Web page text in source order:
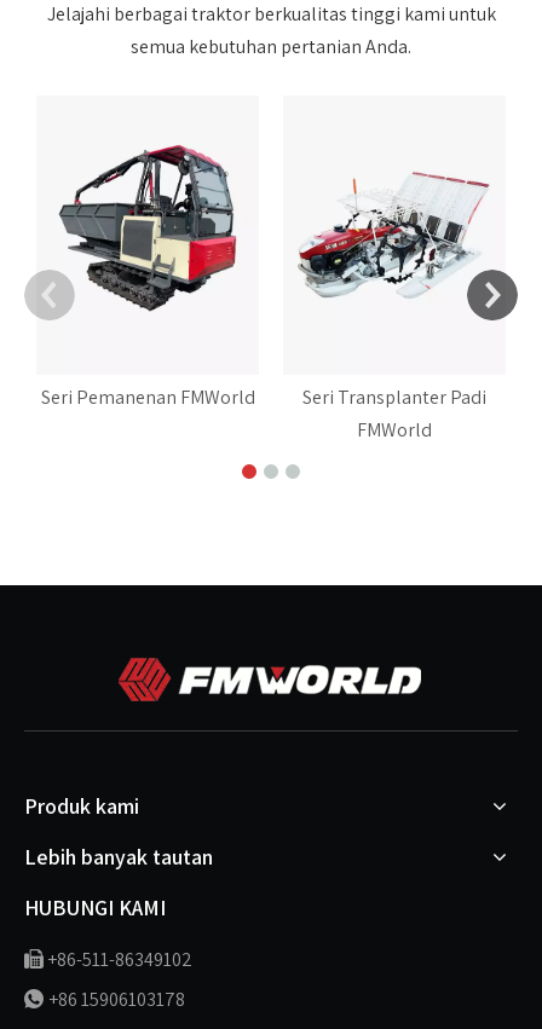
Jelajahi berbagai traktor berkualitas tinggi kami untuk
semua kebutuhan pertanian Anda.
Seri Pemanenan FMWorld
Seri Transplanter Padi
FMWorld
Produk kami
Lebih banyak tautan
HUBUNGI KAMI
 +86-511-86349102
 +86 15906103178